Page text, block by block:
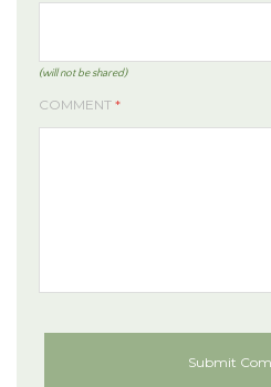
(will not be shared)
COMMENT *